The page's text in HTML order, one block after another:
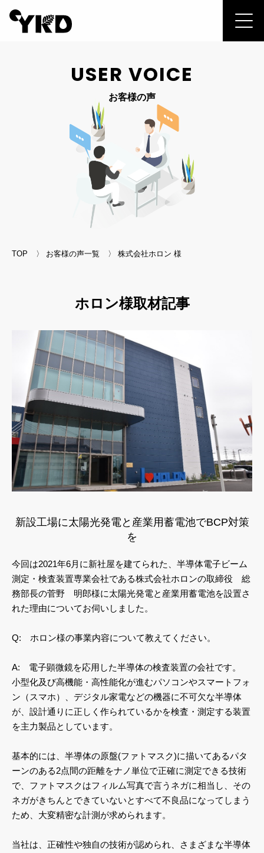
USER VOICE
お客様の声
TOP お客様の声一覧 株式会社ホロン 様
ホロン様取材記事
新設工場に太陽光発電と産業用蓄電池でBCP対策
を
今回は2021年6月に新社屋を建てられた、半導体電子ビーム
測定・検査装置専業会社である株式会社ホロンの取締役 総
務部長の菅野 明郎様に太陽光発電と産業用蓄電池を設置さ
れた理由についてお伺いしました。
Q: ホロン様の事業内容について教えてください。
A: 電子顕微鏡を応用した半導体の検査装置の会社です。
小型化及び高機能・高性能化が進むパソコンやスマートフォ
ン（スマホ）、デジタル家電などの機器に不可欠な半導体
が、設計通りに正しく作られているかを検査・測定する装置
を主力製品としています。
基本的には、半導体の原盤(ファトマスク)に描いてあるパタ
ーンのある2点間の距離をナノ単位で正確に測定できる技術
で、ファトマスクはフィルム写真で言うネガに相当し、その
ネガがきちんとできていないとすべて不良品になってしまう
ため、大変精密な計測が求められます。
当社は、正確性や独自の技術が認められ、さまざまな半導体